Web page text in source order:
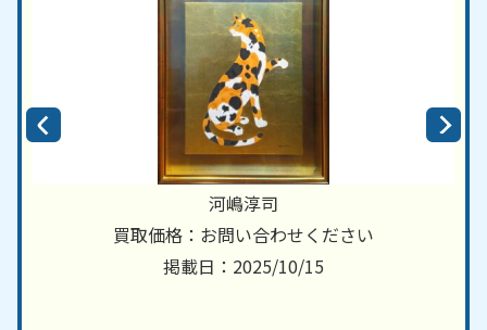
河嶋淳司
買取価格：お問い合わせください
掲載日：2025/10/15